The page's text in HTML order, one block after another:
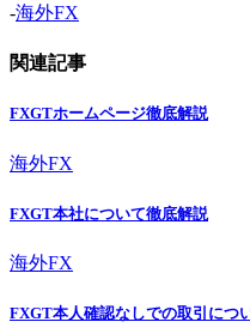
-海外FX
関連記事
FXGTホームページ徹底解説
海外FX
FXGT本社について徹底解説
海外FX
FXGT本人確認なしでの取引につ